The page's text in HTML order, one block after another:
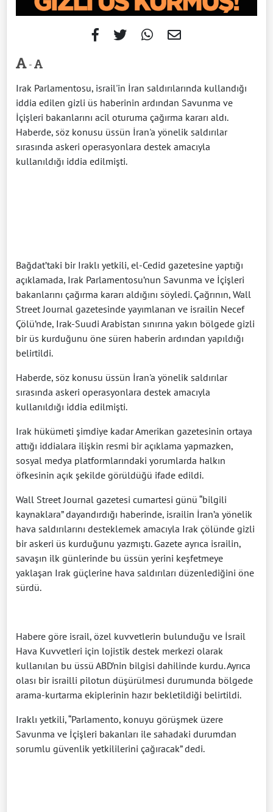
-
Irak Parlamentosu, israil'in İran saldırılarında kullandığı
iddia edilen gizli üs haberinin ardından Savunma ve
İçişleri bakanlarını acil oturuma çağırma kararı aldı.
Haberde, söz konusu üssün İran'a yönelik saldırılar
sırasında askeri operasyonlara destek amacıyla
kullanıldığı iddia edilmişti.
Bağdat’taki bir Iraklı yetkili, el-Cedid gazetesine yaptığı
açıklamada, Irak Parlamentosu’nun Savunma ve İçişleri
bakanlarını çağırma kararı aldığını söyledi. Çağrının, Wall
Street Journal gazetesinde yayımlanan ve israilin Necef
Çölü’nde, Irak-Suudi Arabistan sınırına yakın bölgede gizli
bir üs kurduğunu öne süren haberin ardından yapıldığı
belirtildi.
Haberde, söz konusu üssün İran'a yönelik saldırılar
sırasında askeri operasyonlara destek amacıyla
kullanıldığı iddia edilmişti.
Irak hükümeti şimdiye kadar Amerikan gazetesinin ortaya
attığı iddialara ilişkin resmi bir açıklama yapmazken,
sosyal medya platformlarındaki yorumlarda halkın
öfkesinin açık şekilde görüldüğü ifade edildi.
Wall Street Journal gazetesi cumartesi günü “bilgili
kaynaklara” dayandırdığı haberinde, israilin İran’a yönelik
hava saldırılarını desteklemek amacıyla Irak çölünde gizli
bir askeri üs kurduğunu yazmıştı. Gazete ayrıca israilin,
savaşın ilk günlerinde bu üssün yerini keşfetmeye
yaklaşan Irak güçlerine hava saldırıları düzenlediğini öne
sürdü.
Habere göre israil, özel kuvvetlerin bulunduğu ve İsrail
Hava Kuvvetleri için lojistik destek merkezi olarak
kullanılan bu üssü ABD’nin bilgisi dahilinde kurdu. Ayrıca
olası bir israilli pilotun düşürülmesi durumunda bölgede
arama-kurtarma ekiplerinin hazır bekletildiği belirtildi.
Iraklı yetkili, “Parlamento, konuyu görüşmek üzere
Savunma ve İçişleri bakanları ile sahadaki durumdan
sorumlu güvenlik yetkililerini çağıracak” dedi.